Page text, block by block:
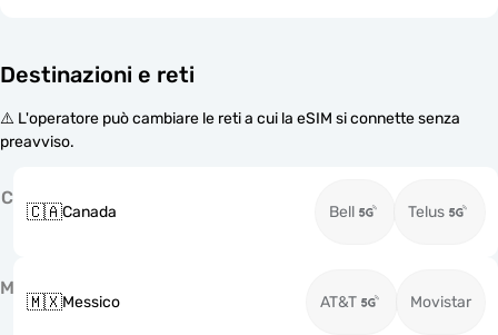
Destinazioni e reti
⚠️ L'operatore può cambiare le reti a cui la eSIM si connette senza
preavviso.
C
🇨🇦Canada Bell Telus
M
🇲🇽Messico AT&T Movistar